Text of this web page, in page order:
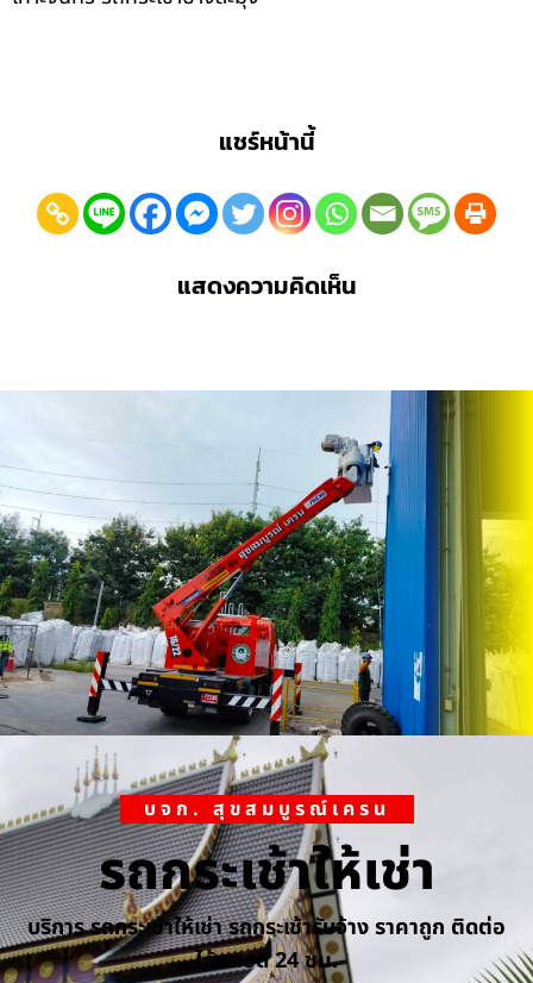
แชร์หน้านี้
แสดงความคิดเห็น
บจก. สุขสมบูรณ์เครน
รถกระเช้าให้เช่า
บริการ รถกระเช้าให้เช่า รถกระเช้ารับจ้าง ราคาถูก ติดต่อ
ได้ตลอด 24 ชม.